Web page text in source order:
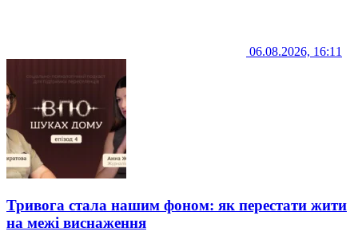
06.08.2026, 16:11
Тривога стала нашим фоном: як перестати жити
на межі виснаження